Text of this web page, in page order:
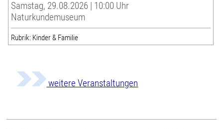
Samstag, 29.08.2026 | 10:00 Uhr
Naturkundemuseum
Rubrik: Kinder & Familie
weitere Veranstaltungen